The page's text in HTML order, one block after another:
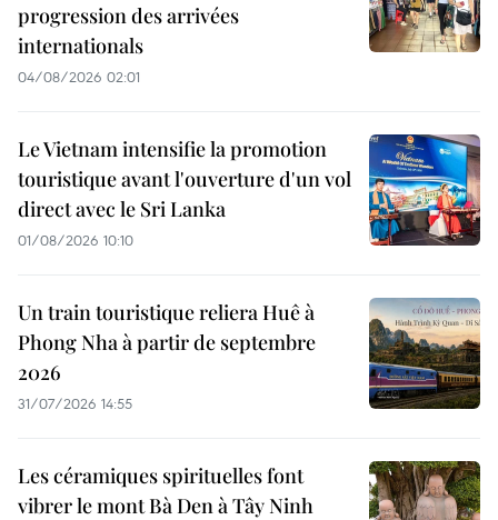
progression des arrivées
internationals
04/08/2026 02:01
Le Vietnam intensifie la promotion
touristique avant l'ouverture d'un vol
direct avec le Sri Lanka
01/08/2026 10:10
Un train touristique reliera Huê à
Phong Nha à partir de septembre
2026
31/07/2026 14:55
Les céramiques spirituelles font
vibrer le mont Bà Den à Tây Ninh